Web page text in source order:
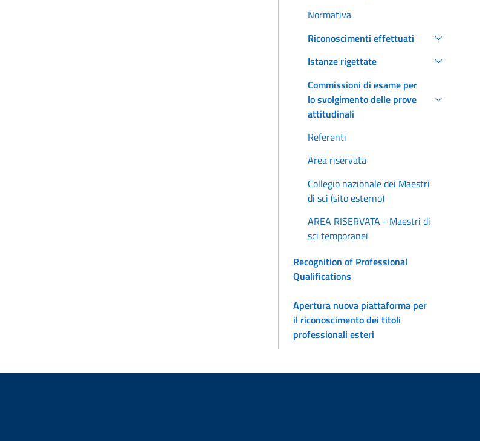
Normativa
Riconoscimenti effettuati
Istanze rigettate
Commissioni di esame per
lo svolgimento delle prove
attitudinali
Referenti
Area riservata
Collegio nazionale dei Maestri
di sci (sito esterno)
AREA RISERVATA - Maestri di
sci temporanei
Recognition of Professional
Qualifications
Apertura nuova piattaforma per
il riconoscimento dei titoli
professionali esteri